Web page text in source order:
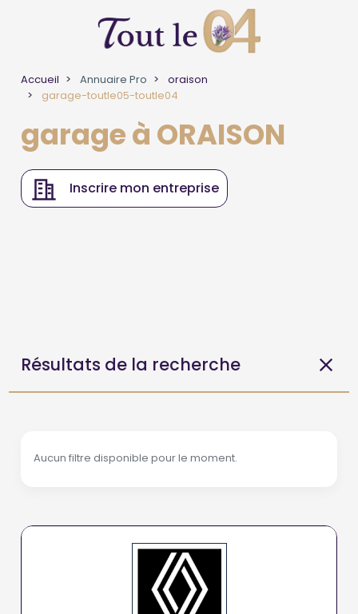
Accueil Annuaire Pro
oraison
garage-toutle05-toutle04
garage à ORAISON
Inscrire mon entreprise
Résultats de la recherche
Aucun filtre disponible pour le moment.